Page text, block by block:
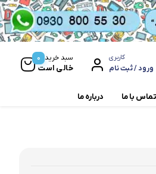
کاربری
ورود / ثبت نام
سبد خرید
خالی است
0
تماس با ما درباره ما